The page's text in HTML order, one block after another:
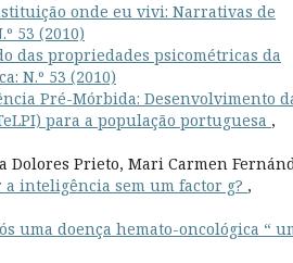
onde eu vivi: Narrativas de
53 (2010)
das propriedades psicométricas da
N.º 53 (2010)
Pré-Mórbida: Desenvolvimento
para a população portuguesa ,
Dolores Prieto, Mari Carmen
inteligência sem um factor g? ,
uma doença hemato-oncológica “